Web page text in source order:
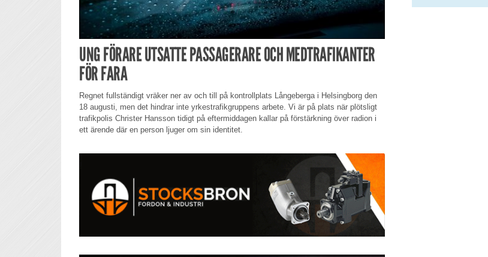
UNG FÖRARE UTSATTE PASSAGERARE OCH MEDTRAFIKANTER
FÖR FARA
Regnet fullständigt vräker ner av och till på kontrollplats Långeberga i Helsingborg den
18 augusti, men det hindrar inte yrkestrafikgruppens arbete. Vi är på plats när plötsligt
trafikpolis Christer Hansson tidigt på eftermiddagen kallar på förstärkning över radion i
ett ärende där en person ljuger om sin identitet.